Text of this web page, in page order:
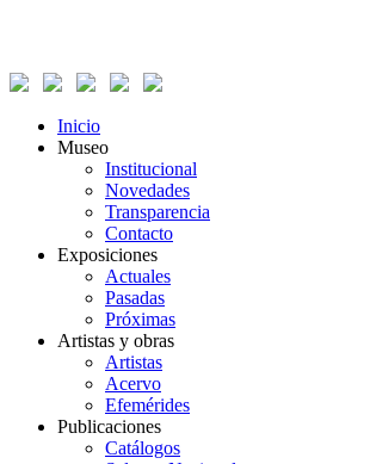
Inicio
Museo
Institucional
Novedades
Transparencia
Contacto
Exposiciones
Actuales
Pasadas
Próximas
Artistas y obras
Artistas
Acervo
Efemérides
Publicaciones
Catálogos